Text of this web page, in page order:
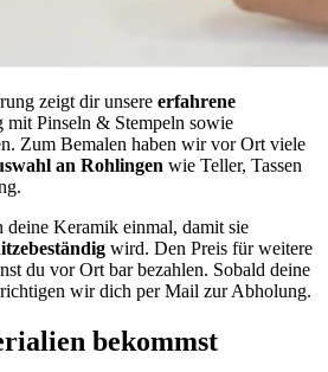
zeigt dir unsere erfahrene
mit Pinseln & Stempeln sowie
Zum Bemalen haben wir vor Ort viele
an Rohlingen wie Teller, Tassen
deine Keramik einmal, damit sie
wird. Den Preis für weitere
du vor Ort bar bezahlen. Sobald deine
wir dich per Mail zur Abholung.
bekommst